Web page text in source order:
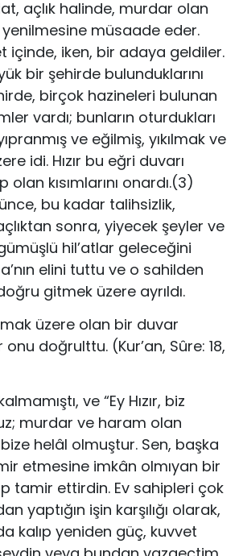
açlık halinde, murdar olan
müsaade eder.
içinde, iken, bir adaya geldiler.
bir şehirde bulunduklarını
birçok hazineleri bulunan
vardı; bunların oturdukları
ve eğilmiş, yıkılmak ve
idi. Hızır bu eğri duvarı
kısımlarını onardı.(3)
bu kadar talihsizlik,
sonra, yiyecek şeyler ve
hil’atlar geleceğini
elini tuttu ve o sahilden
gitmek üzere ayrıldı.
üzere olan bir duvar
onu doğrulttu. (Kur’an, Sûre: 18,
ve “Ey Hızır, biz
murdar ve haram olan
helâl olmuştur. Sen, başka
etmesine imkân olmıyan bir
tamir ettirdin. Ev sahipleri çok
yaptığın işin karşılığı olarak,
kalıp yeniden güç, kuvvet